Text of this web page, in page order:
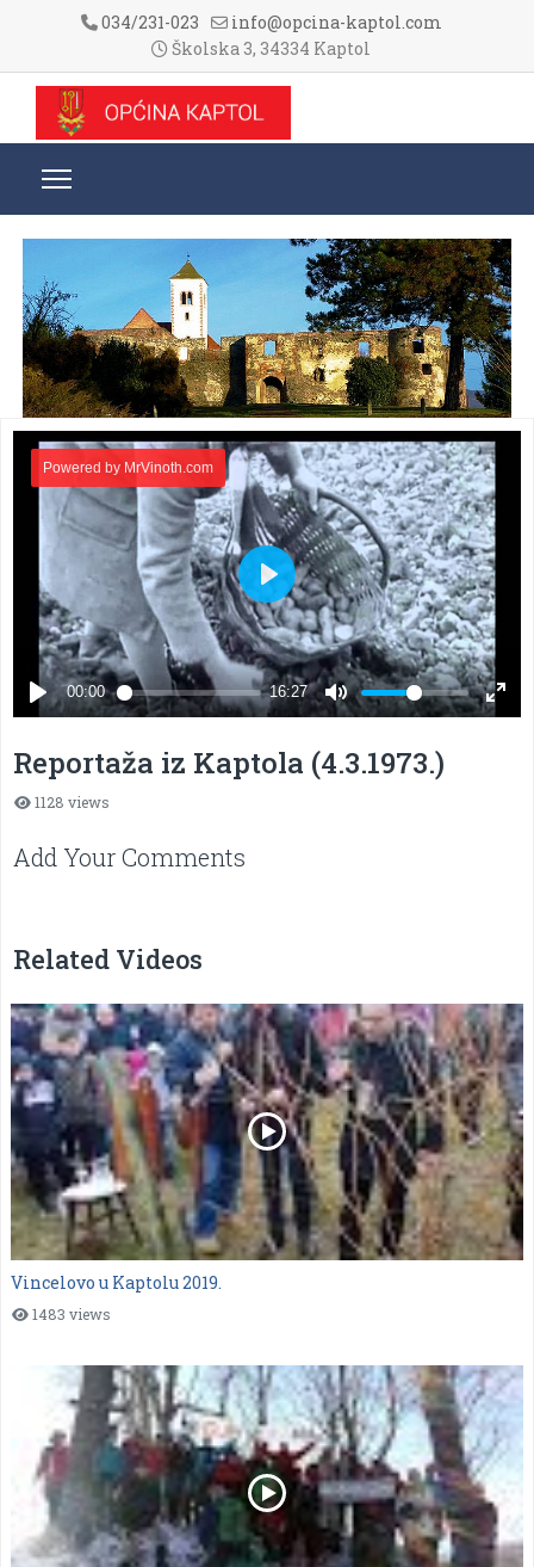
034/231-023
info@opcina-kaptol.com
Školska 3, 34334 Kaptol
Reportaža iz Kaptola (4.3.1973.)
1128 views
Add Your Comments
Related Videos
Vincelovo u Kaptolu 2019.
1483 views